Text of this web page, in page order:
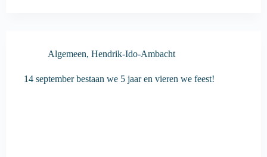
Algemeen, Hendrik-Ido-Ambacht
14 september bestaan we 5 jaar en vieren we feest!